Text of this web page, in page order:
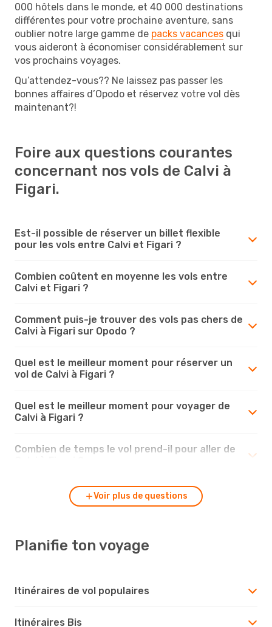
000 hôtels dans le monde, et 40 000 destinations
différentes pour votre prochaine aventure, sans
oublier notre large gamme de packs vacances qui
vous aideront à économiser considérablement sur
vos prochains voyages.
Qu’attendez-vous?? Ne laissez pas passer les
bonnes affaires d’Opodo et réservez votre vol dès
maintenant?!
Foire aux questions courantes
concernant nos vols de Calvi à
Figari.
Est-il possible de réserver un billet flexible
pour les vols entre Calvi et Figari ?
Combien coûtent en moyenne les vols entre
Calvi et Figari ?
Comment puis-je trouver des vols pas chers de
Calvi à Figari sur Opodo ?
Quel est le meilleur moment pour réserver un
vol de Calvi à Figari ?
Quel est le meilleur moment pour voyager de
Calvi à Figari ?
Combien de temps le vol prend-il pour aller de
Voir plus de questions
Planifie ton voyage
Itinéraires de vol populaires
Itinéraires Bis